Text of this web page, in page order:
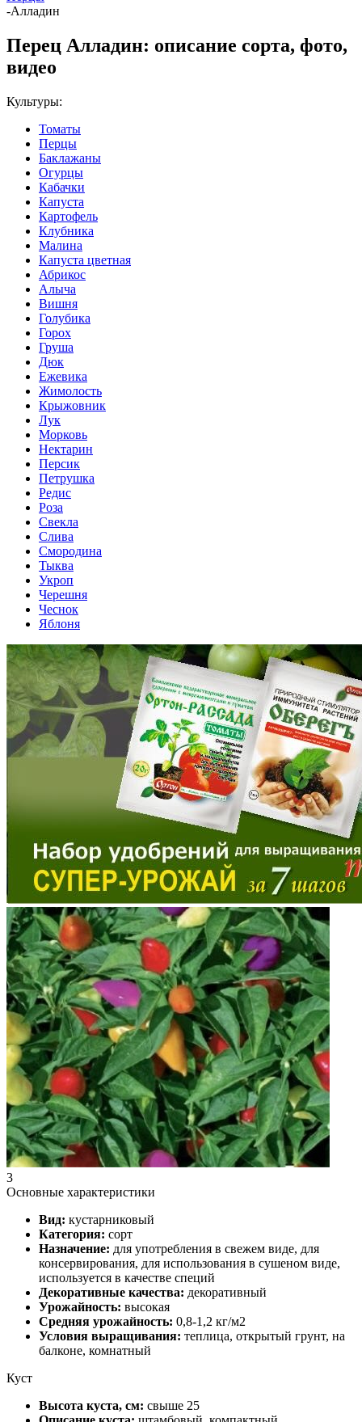
-Алладин
Перец Алладин: описание сорта, фото,
видео
Культуры:
Томаты
Перцы
Баклажаны
Огурцы
Кабачки
Капуста
Картофель
Клубника
Малина
Капуста цветная
Абрикос
Алыча
Вишня
Голубика
Горох
Груша
Дюк
Ежевика
Жимолость
Крыжовник
Лук
Морковь
Нектарин
Персик
Петрушка
Редис
Роза
Свекла
Слива
Смородина
Тыква
Укроп
Черешня
Чеснок
Яблоня
3
Основные характеристики
Вид: кустарниковый
Категория: сорт
Назначение: для употребления в свежем виде, для
консервирования, для использования в сушеном виде,
используется в качестве специй
Декоративные качества: декоративный
Урожайность: высокая
Средняя урожайность: 0,8-1,2 кг/м2
Условия выращивания: теплица, открытый грунт, на
балконе, комнатный
Куст
Высота куста, см: свыше 25